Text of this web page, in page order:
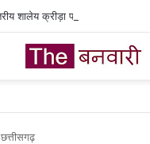
छत्तीसगढ़